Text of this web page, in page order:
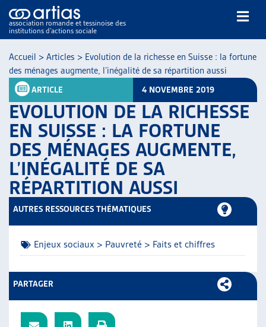
association romande et tessinoise des
institutions d’actions sociale
NOS PUBLICATIONS
ARTICLES
DOSSIERS DU MOIS
VEILLE
RESSOURCES
THÉMATIQUES
GUIDE SOCIAL ROMAND
JOURNÉES D’AUTOMNE
Accueil > Articles > Evolution de la richesse en Suisse : la fortune
des ménages augmente, l’inégalité de sa répartition aussi
ARTICLE 4 NOVEMBRE 2019
EVOLUTION DE LA RICHESSE
EN SUISSE : LA FORTUNE
DES MÉNAGES AUGMENTE,
L’INÉGALITÉ DE SA
RÉPARTITION AUSSI
AUTRES RESSOURCES THÉMATIQUES
Enjeux sociaux > Pauvreté > Faits et chiffres
PARTAGER